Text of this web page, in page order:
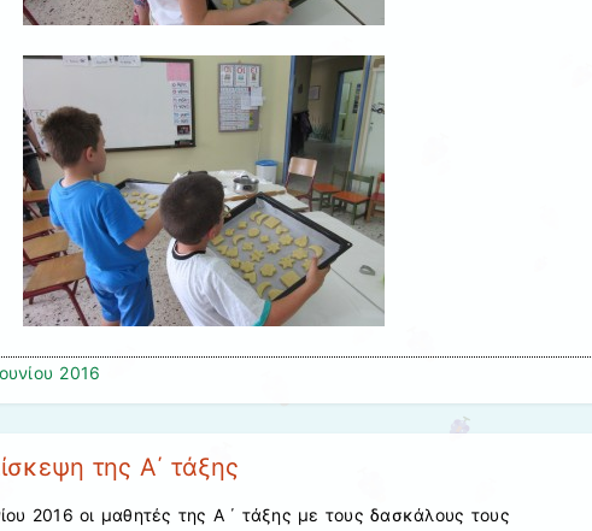
2016
της Α΄ τάξης
2016 οι μαθητές της Α ΄ τάξης με τους δασκάλους τους